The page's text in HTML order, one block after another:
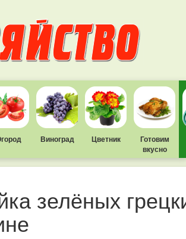
Виноград Цветник
Готовим
вкусно
зелёных